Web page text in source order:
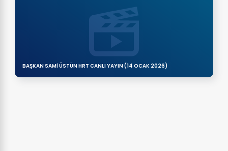
BAŞKAN SAMİ ÜSTÜN HRT CANLI YAYIN (14 OCAK 2026)